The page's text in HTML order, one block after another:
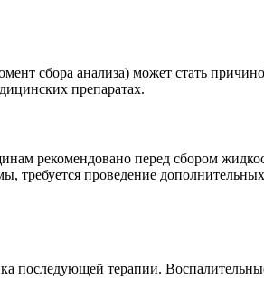
сбора анализа) может стать
препаратах.
рекомендовано перед сбором
требуется проведение
последующей терапии.